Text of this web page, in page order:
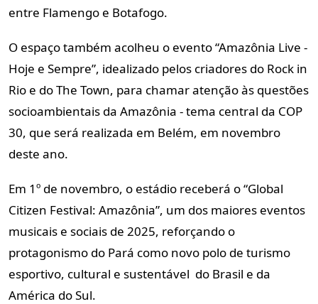
entre Flamengo e Botafogo.
O espaço também acolheu o evento “Amazônia Live -
Hoje e Sempre”, idealizado pelos criadores do Rock in
Rio e do The Town, para chamar atenção às questões
socioambientais da Amazônia - tema central da COP
30, que será realizada em Belém, em novembro
deste ano.
Em 1º de novembro, o estádio receberá o “Global
Citizen Festival: Amazônia”, um dos maiores eventos
musicais e sociais de 2025, reforçando o
protagonismo do Pará como novo polo de turismo
esportivo, cultural e sustentável do Brasil e da
América do Sul.